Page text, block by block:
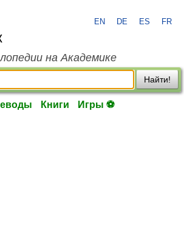
EN DE ES FR
на Академике
Найти!
Книги Игры ⚽